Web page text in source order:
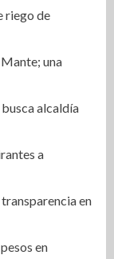
riego de
una
alcaldía
a
en
en